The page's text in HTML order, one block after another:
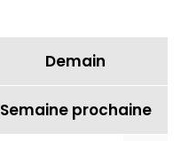
Demain
Semaine prochaine